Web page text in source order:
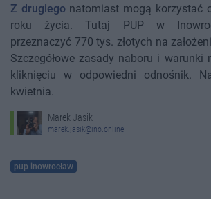
Z drugiegonatomiast mogą korzystać
roku życia. Tutaj PUP w
przeznaczyć 770 tys. złotych na
Szczegółowe zasady naboru i warunki
kliknięciu w odpowiedni odnośnik.
kwietnia.
Marek Jasik
marek.jasik@ino.online
pup inowrocław